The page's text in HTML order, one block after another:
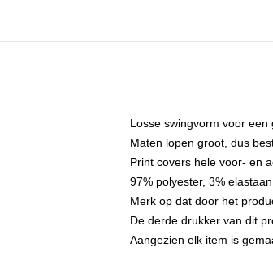
Losse swingvorm voor
Maten lopen groot, dus
Print covers hele voor- en
97% polyester, 3%
Merk op dat door het
De derde drukker van dit
Aangezien elk item is